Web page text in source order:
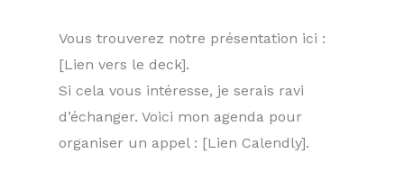
Vous trouverez notre présentation ici :
[Lien vers le deck].
Si cela vous intéresse, je serais ravi
d’échanger. Voici mon agenda pour
organiser un appel : [Lien Calendly].